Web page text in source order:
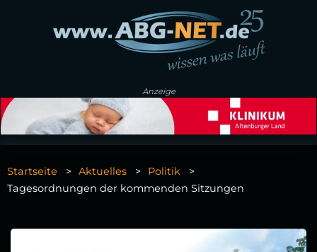
Anzeige
Startseite Aktuelles
Politik
Tagesordnungen der kommenden Sitzungen